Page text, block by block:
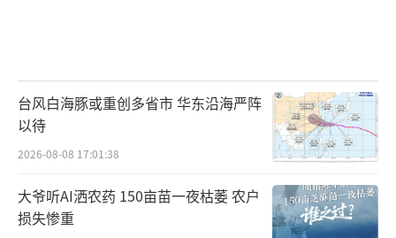
台风白海豚或重创多省市 华东沿海严阵
以待
2026-08-08 17:01:38
大爷听AI洒农药 150亩苗一夜枯萎 农户
损失惨重